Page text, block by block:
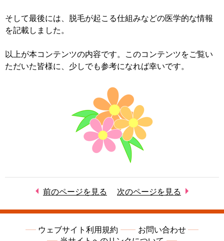
そして最後には、脱毛が起こる仕組みなどの医学的な情報
を記載しました。
以上が本コンテンツの内容です。このコンテンツをご覧い
ただいた皆様に、少しでも参考になれば幸いです。
前のページを見る 次のページを見る
ウェブサイト利用規約
お問い合わせ